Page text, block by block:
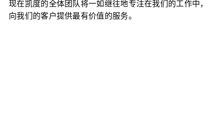
现在凯度的全体团队将一如继往地专注在我们的工作中，
向我们的客户提供最有价值的服务。